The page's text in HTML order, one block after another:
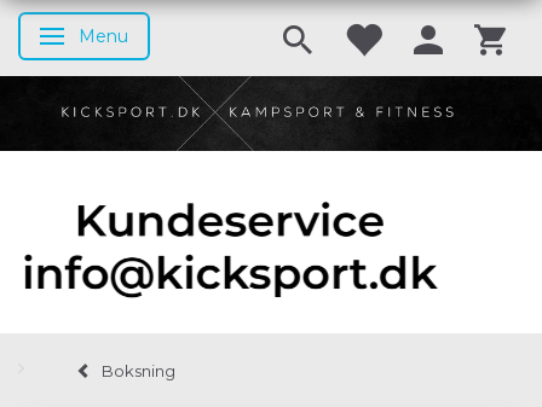
Skifte navigation
Menu
Boksning